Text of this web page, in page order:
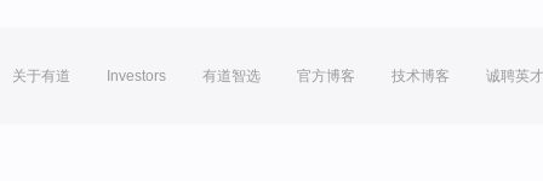
关于有道 Investors 有道智选 官方博客 技术博客 诚聘英才